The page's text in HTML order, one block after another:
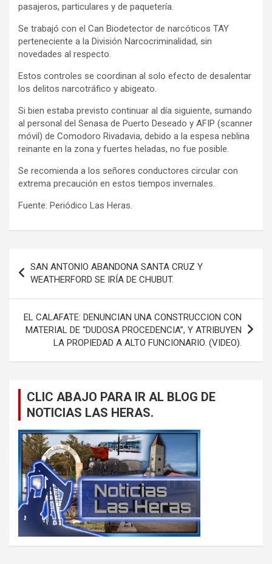
pasajeros, particulares y de paquetería.
Se trabajó con el Can Biodetector de narcóticos TAY
perteneciente a la División Narcocriminalidad, sin
novedades al respecto.
Estos controles se coordinan al solo efecto de desalentar
los delitos narcotráfico y abigeato.
Si bien estaba previsto continuar al día siguiente, sumando
al personal del Senasa de Puerto Deseado y AFIP (scanner
móvil) de Comodoro Rivadavia, debido a la espesa neblina
reinante en la zona y fuertes heladas, no fue posible.
Se recomienda a los señores conductores circular con
extrema precaución en estos tiempos invernales.
Fuente: Periódico Las Heras.
de
entradas
SAN ANTONIO ABANDONA SANTA CRUZ Y
WEATHERFORD SE IRÍA DE CHUBUT.
EL CALAFATE: DENUNCIAN UNA CONSTRUCCION CON
MATERIAL DE “DUDOSA PROCEDENCIA”, Y ATRIBUYEN
LA PROPIEDAD A ALTO FUNCIONARIO. (VIDEO).
CLIC ABAJO PARA IR AL BLOG DE
NOTICIAS LAS HERAS.